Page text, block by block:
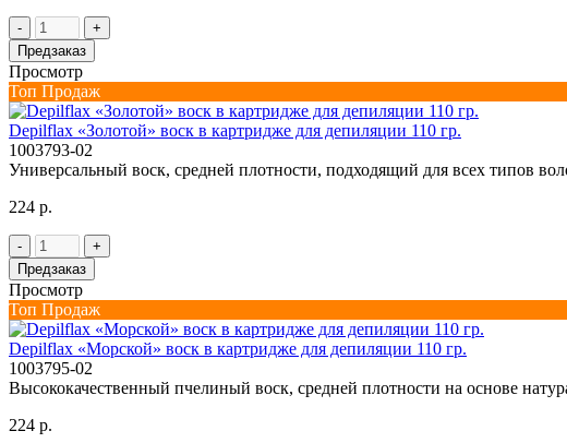
-
+
Предзаказ
Просмотр
Топ Продаж
Depilflax «Золотой» воск в картридже для депиляции 110 гр.
1003793-02
Универсальный воск, средней плотности, подходящий для всех типов
224 р.
-
+
Предзаказ
Просмотр
Топ Продаж
Depilflax «Морской» воск в картридже для депиляции 110 гр.
1003795-02
Высококачественный пчелиный воск, средней плотности на основе
224 р.